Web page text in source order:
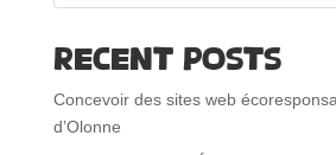
Recent Posts
Concevoir des sites web
d’Olonne